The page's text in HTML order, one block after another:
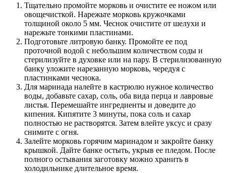
Тщательно промойте морковь и очистите ее ножом или
овощечисткой. Нарежьте морковь кружочками
толщиной около 5 мм. Чеснок очистите от шелухи и
нарежьте тонкими пластинами.
Подготовьте литровую банку. Промойте ее под
проточной водой с небольшим количеством соды и
стерилизуйте в духовке или на пару. В стерилизованную
банку уложите нарезанную морковь, чередуя с
пластинками чеснока.
Для маринада налейте в кастрюлю нужное количество
воды, добавьте сахар, соль, оба вида перца и лавровые
листья. Перемешайте ингредиенты и доведите до
кипения. Кипятите 3 минуты, пока соль и сахар
полностью не растворятся. Затем влейте уксус и сразу
снимите с огня.
Залейте морковь горячим маринадом и закройте банку
крышкой. Дайте банке остыть, укрыв ее пледом. После
полного остывания заготовку можно хранить в
холодильнике длительное время.